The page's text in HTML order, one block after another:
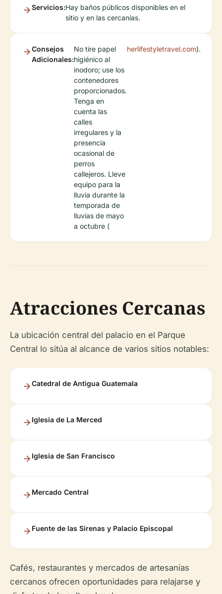
Servicios:Hay baños públicos disponibles en el
sitio y en las cercanías.
Consejos
Adicionales:
No tire papel
higiénico al
inodoro; use los
contenedores
proporcionados.
Tenga en
cuenta las
calles
irregulares y la
presencia
ocasional de
perros
callejeros. Lleve
equipo para la
lluvia durante la
temporada de
lluvias de mayo
a octubre (
herlifestyletravel.com).
Atracciones Cercanas
La ubicación central del palacio en el Parque
Central lo sitúa al alcance de varios sitios notables:
Catedral de Antigua Guatemala
Iglesia de La Merced
Iglesia de San Francisco
Mercado Central
Fuente de las Sirenas y Palacio Episcopal
Cafés, restaurantes y mercados de artesanías
cercanos ofrecen oportunidades para relajarse y